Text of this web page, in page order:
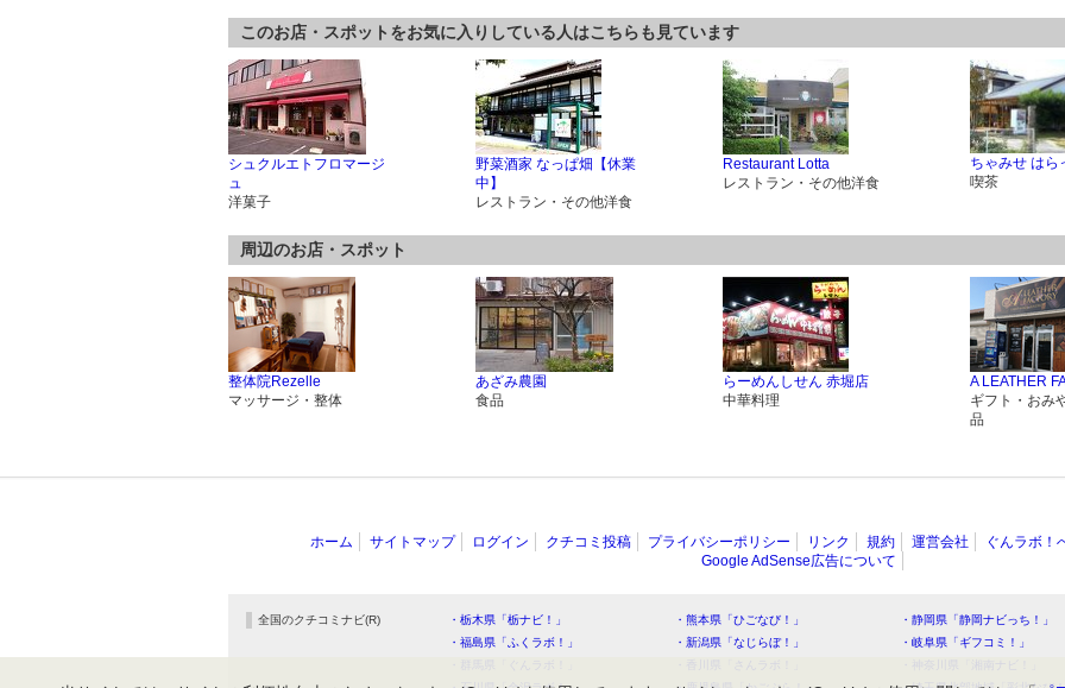
このお店・スポットをお気に入りしている人はこちらも見ています
シュクルエトフロマージ
ュ
洋菓子
野菜酒家 なっぱ畑【休業
中】
レストラン・その他洋食
Restaurant Lotta
レストラン・その他洋食
ちゃみせ はら
喫茶
周辺のお店・スポット
整体院Rezelle
マッサージ・整体
あざみ農園
食品
らーめんしせん 赤堀店
中華料理
A LEATHER
ギフト・おみ
品
ホーム サイトマップ ログイン クチコミ投稿 プライバシーポリシー リンク 規約 運営会社 ぐんラボ！
Google AdSense広告について
全国のクチコミナビ(R) ・栃木県「栃ナビ！」 ・熊本県「ひごなび！」 ・静岡県「静岡ナビっち！」
・福島県「ふくラボ！」
・新潟県「なじらぼ！」 ・岐阜県「ギフコミ！」